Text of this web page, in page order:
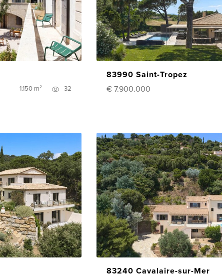
1.150 m² 32
83990 Saint-Tropez
€ 7.900.000
83240 Cavalaire-sur-Mer